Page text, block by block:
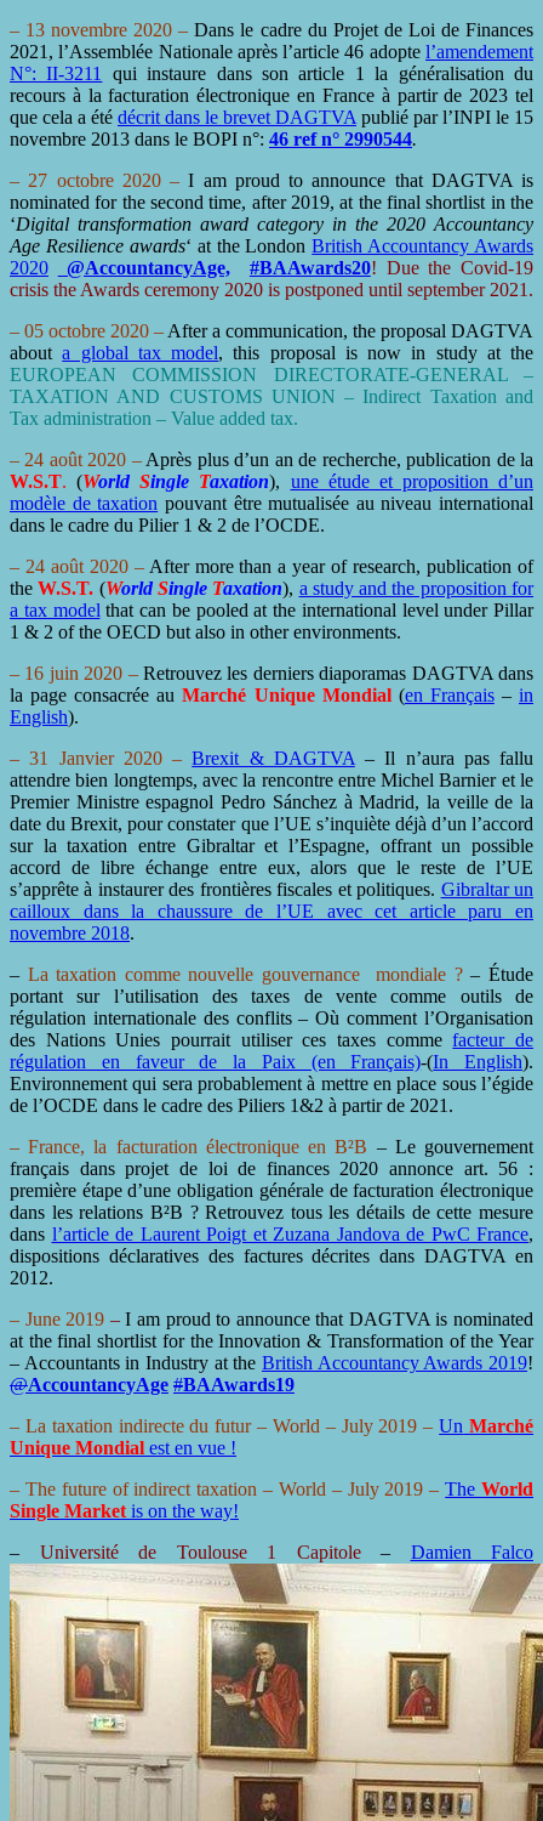
– 13 novembre 2020 – Dans le cadre du Projet de Loi de Finances
2021, l’Assemblée Nationale après l’article 46 adopte l’amendement
N°: II-3211
qui instaure dans son article 1 la généralisation du
recours à la facturation électronique en France à partir de 2023 tel
que cela a été décrit dans le brevet DAGTVA publié par l’INPI le 15
novembre 2013 dans le BOPI n°: 46 ref n° 2990544.
– 27 octobre 2020 – I am proud to announce that DAGTVA is
nominated for the second time, after 2019, at the final shortlist in the
‘Digital transformation award category in the 2020 Accountancy
Age Resilience awards‘ at the LondonBritish Accountancy Awards
2020
@AccountancyAge, #BAAwards20! Due the Covid-19
crisis the Awards ceremony 2020 is postponed until september 2021.
– 05 octobre 2020 – After a communication, the proposal DAGTVA
abouta global tax model, this proposal is now in study at the
EUROPEAN COMMISSION DIRECTORATE-GENERAL –
TAXATION AND CUSTOMS UNION – Indirect Taxation and
Tax administration – Value added tax.
– 24 août 2020 –Après plus d’un an de recherche, publication de la
W.S.T. (WorldSingle Taxation), une étude et proposition d’un
modèle de taxation pouvant être mutualisée au niveau international
dans le cadre du Pilier 1 & 2 de l’OCDE.
– 24 août 2020 –After more than a year of research, publication of
theW.S.T. (World Single Taxation), a study and the proposition for
a tax model that can be pooled at the international level under Pillar
1 & 2 of the OECD but also in other environments.
– 16 juin 2020 –Retrouvez les derniers diaporamas DAGTVA dans
la page consacrée auMarché Unique Mondial(en Français–in
English).
– 31 Janvier 2020 – Brexit & DAGTVA – Il n’aura pas fallu
attendre bien longtemps, avec la rencontre entre Michel Barnier et le
Premier Ministre espagnol Pedro Sánchez à Madrid, la veille de la
date du Brexit, pour constater que l’UE s’inquiète déjà d’un l’accord
sur la taxation entre Gibraltar et l’Espagne, offrant un possible
accord de libre échange entre eux, alors que le reste de l’UE
s’apprête à instaurer des frontières fiscales et politiques. Gibraltar un
cailloux dans la chaussure de l’UE avec cet article paru en
novembre 2018.
– La taxation comme nouvelle gouvernance mondiale ?– Étude
portant sur l’utilisation des taxes de vente comme outils de
régulation internationale des conflits – Où comment l’Organisation
des Nations Unies pourrait utiliser ces taxes commefacteur de
régulation en faveur de la Paix (en Français)-(In English).
Environnement qui sera probablement à mettre en place sous l’égide
de l’OCDE dans le cadre des Piliers 1&2 à partir de 2021.
– France, la facturation électronique en B²B – Le gouvernement
français dans projet de loi de finances 2020 annonce art. 56 :
première étape d’une obligation générale de facturation électronique
dans les relations B²B ? Retrouvez tous les détails de cette mesure
dans l’article de Laurent Poigt et Zuzana Jandova de PwC France,
dispositions déclaratives des factures décrites dans DAGTVA en
2012.
– June 2019 –I am proud to announce that DAGTVA is nominated
at the final shortlist for the Innovation & Transformation of the Year
– Accountants in Industry at the British Accountancy Awards 2019!
@AccountancyAge #BAAwards19
– La taxation indirecte du futur – World – July 2019 – Un Marché
Unique Mondial est en vue !
– The future of indirect taxation – World – July 2019 – TheWorld
Single Market is on the way!
– Université de Toulouse 1 Capitole – Damien Falco